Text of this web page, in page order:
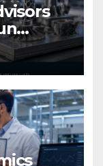
3D
filiera